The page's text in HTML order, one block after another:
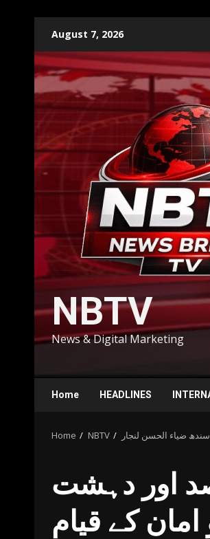
content
August 7, 2026
NBTV
News & Digital Marketing
Home HEADLINES
Home NBTV
جرائم میں 40 فیصد اور دہشت
و امان کے قیام